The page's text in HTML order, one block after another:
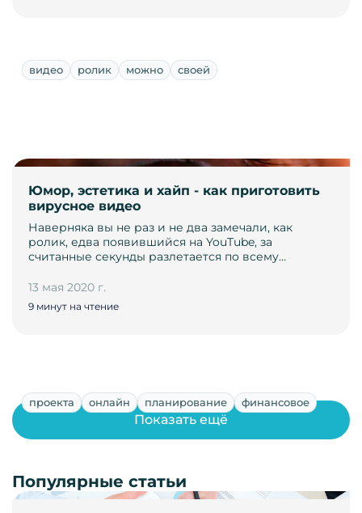
видео ролик можно своей
Юмор, эстетика и хайп - как приготовить
вирусное видео
Наверняка вы не раз и не два замечали, как
ролик, едва появившийся на YouTube, за
считанные секунды разлетается по всему…
13 мая 2020 г.
9 минут на чтение
проекта онлайн планирование финансовое
Показать ещё
Популярные статьи